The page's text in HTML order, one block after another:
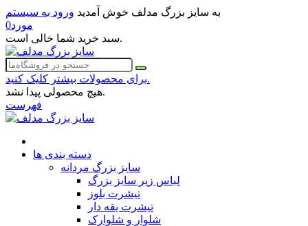
به سایز بزرگ مدلف خوش آمدید ورود به سیستم
0مورد
سبد خرید شما خالی است.
برای محصولات بیشتر کلیک کنید.
هیچ محصولی پیدا نشد.
فهرست
دسته بندی ها
سایز بزرگ مردانه
لباس زیر سایز بزرگ
تیشرت بلوز
تیشرت یقه دار
شلوار و شلوارک